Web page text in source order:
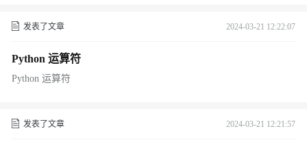
发表了文章 2024-03-21 12:22:07
Python 运算符
Python 运算符
发表了文章 2024-03-21 12:21:57